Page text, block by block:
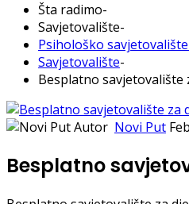
Šta radimo-
Savjetovalište-
Psihološko
Savjetovalište-
Besplatno savjetovalište
Autor Novi Put
Besplatno